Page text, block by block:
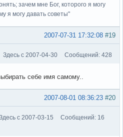
зачем мне Бог, которого я могу
я могу давать советы"
#19
2007-07-31 17:32:08
Здесь с 2007-04-30 Сообщений: 428
себе имя самому..
#20
2007-08-01 08:36:23
с 2007-03-15
Сообщений: 16